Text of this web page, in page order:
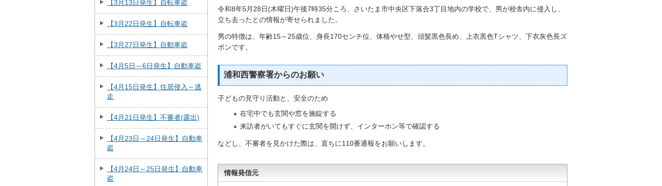
【3月13日発生】自転車盗
【3月22日発生】自転車盗
【3月27日発生】自動車盗
【4月5日～6日発生】自動車盗
【4月15日発生】住居侵入～逃
走
【4月21日発生】不審者(露出)
【4月23日～24日発生】自動車
盗
【4月24日～25日発生】自動車
盗
令和8年5月28日(木曜日)午後7時35分ころ、さいたま市中央区下落合3丁目地内の学校で、男が校舎内に侵入し、
立ち去ったとの情報が寄せられました。
男の特徴は、年齢15～25歳位、身長170センチ位、体格やせ型、頭髪黒色長め、上衣黒色Tシャツ、下衣灰色長ズ
ボンです。
浦和西警察署からのお願い
子どもの見守り活動と、安全のため
在宅中でも玄関や窓を施錠する
来訪者がいてもすぐに玄関を開けず、インターホン等で確認する
などし、不審者を見かけた際は、直ちに110番通報をお願いします。
情報発信元